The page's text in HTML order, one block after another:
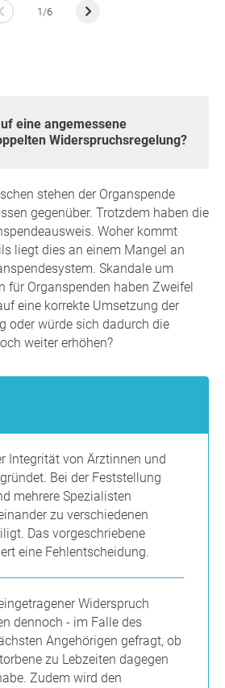
1/6
Widerspruchsregelung?
stehen der Organspende
gegenüber. Trotzdem haben die
Woher kommt
liegt dies an einem Mangel an
Skandale um
für Organspenden haben Zweifel
eine korrekte Umsetzung der
oder würde sich dadurch die
weiter erhöhen?
Integrität von Ärztinnen und
Bei der Feststellung
mehrere Spezialisten
zu verschiedenen
Das vorgeschriebene
eine Fehlentscheidung.
Widerspruch
dennoch - im Falle des
Angehörigen gefragt, ob
zu Lebzeiten dagegen
Zudem wird den